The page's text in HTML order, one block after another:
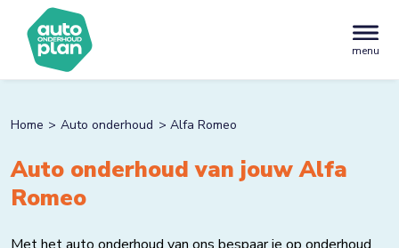
menu
Home Auto onderhoud Alfa Romeo
Auto onderhoud van jouw Alfa
Romeo